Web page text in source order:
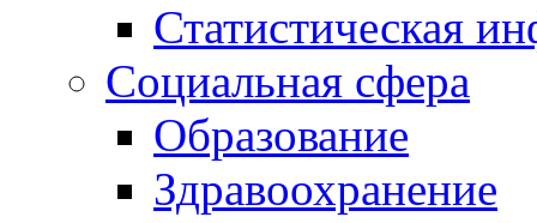
Статистическая
Социальная сфера
Образование
Здравоохранение